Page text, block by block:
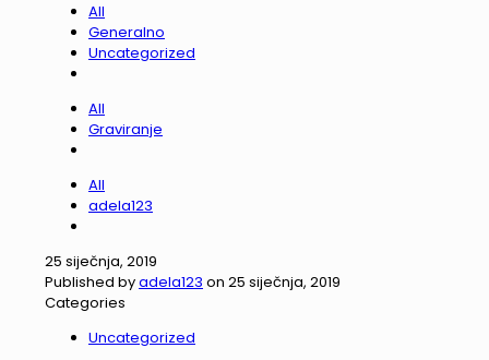
All
Generalno
Uncategorized
All
Graviranje
All
adela123
25 siječnja, 2019
Published byadela123 on 25 siječnja, 2019
Categories
Uncategorized